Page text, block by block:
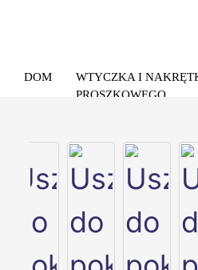
DOM
WTYCZKA I
PROSZKOWEGO